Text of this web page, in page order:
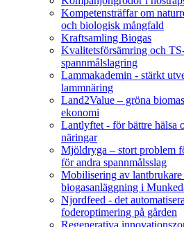
Kompetensträffar om
och biologisk mångfald
Kraftsamling Biogas
Kvalitetsförsämring och
spannmålslagring
Lammakademin - stärkt
lammnäring
Land2Value – gröna
ekonomi
Lantlyftet - för bättre hälsa
näringar
Mjöldryga – stort problem
för andra spannmålsslag
Mobilisering av lantbrukare
biogasanläggning i
Njordfeed - det
foderoptimering på gården
Regenerativa